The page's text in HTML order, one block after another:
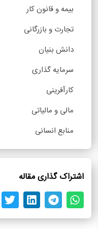
بیمه و قانون کار
تجارت و بازرگانی
دانش بنیان
سرمایه گذاری
کارآفرینی
مالی و مالیاتی
منابع انسانی
اشتراک گذاری مقاله